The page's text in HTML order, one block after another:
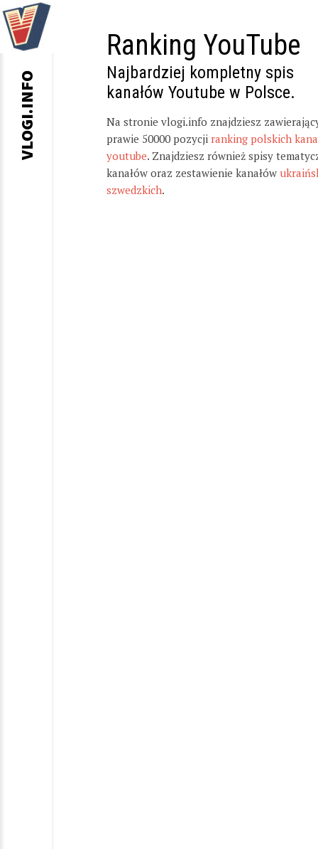
Ranking YouTube
Najbardziej kompletny spis
kanałów Youtube w Polsce.
Na stronie vlogi.info znajdziesz
prawie 50000 pozycji ranking polskich
youtube. Znajdziesz również spisy
kanałów oraz zestawienie kanałów
szwedzkich.
VLOGI.INFO